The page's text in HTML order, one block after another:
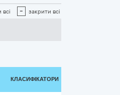
всі - закрити всі
КЛАСИФІКАТОРИ